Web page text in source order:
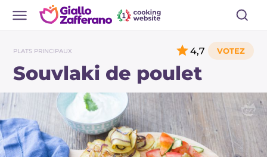
PLATS PRINCIPAUX
Souvlaki de poulet
4,7